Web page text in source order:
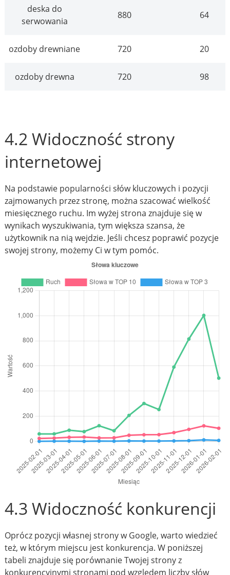
deska do
serwowania
880 64
ozdoby drewniane 720 20
ozdoby drewna 720 98
4.2 Widoczność strony
internetowej
Na podstawie popularności słów kluczowych i pozycji
zajmowanych przez stronę, można szacować wielkość
miesięcznego ruchu. Im wyżej strona znajduje się w
wynikach wyszukiwania, tym większa szansa, że
użytkownik na nią wejdzie. Jeśli chcesz poprawić pozycje
swojej strony, możemy Ci w tym pomóc.
4.3 Widoczność konkurencji
Oprócz pozycji własnej strony w Google, warto wiedzieć
też, w którym miejscu jest konkurencja. W poniższej
tabeli znajduje się porównanie Twojej strony z
konkurencyjnymi stronami pod względem liczby słów